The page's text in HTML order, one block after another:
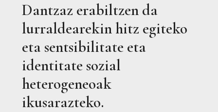
Dantzaz erabiltzen da
lurraldearekin hitz egiteko
eta sentsibilitate eta
identitate sozial
heterogeneoak
ikusarazteko.